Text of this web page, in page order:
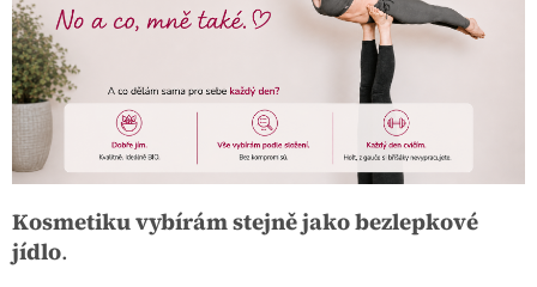
Kosmetiku vybírám stejně jako bezlepkové
jídlo.